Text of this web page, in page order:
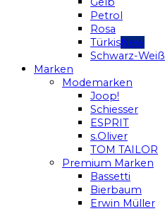
Petrol
Rosa
Türkis
Schwarz-Weiß
Marken
Modemarken
Joop!
Schiesser
ESPRIT
s.Oliver
TOM TAILOR
Premium Marken
Bassetti
Bierbaum
Erwin Müller